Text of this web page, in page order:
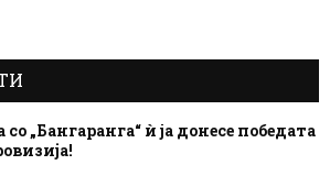
„Бангаранга“ ѝ ја донесе победата